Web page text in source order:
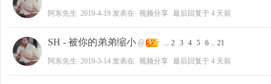
阿东先生 2019-4-19 发表在 视频分享 最后回复于 4 天前
SH - 被你的弟弟缩小 ... 2 3 4 5 6 .. 21
阿东先生 2019-3-14 发表在 视频分享 最后回复于 4 天前